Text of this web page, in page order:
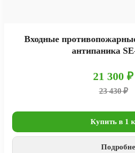
Входные
антипаника
21 300 ₽
23 430 ₽
Купить в 1